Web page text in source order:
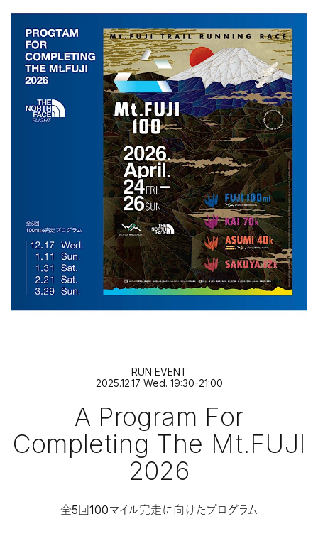
RUN EVENT
2025.12.17 Wed. 19:30-21:00
A Program For
Completing The Mt.FUJI
2026
全5回100マイル完走に向けたプログラム